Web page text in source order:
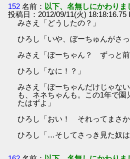
152 名前： 以下、名無しにかわり
投稿日：2012/09/11(火) 18:18:16.75
みさえ「どうしたの？」
ひろし「いや、ぼーちゅんがさ
みさえ「ぼーちゃん？ ずっと前
ひろし「なに！？」
みさえ「ぼーちゃんだけじゃな
も、ネネちゃんも。この1年で園
たはずよ」
ひろし「おい！ それってまさ
ひろし「…そしてさっき見た奴は